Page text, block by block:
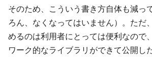
そのため、こういう書き方自体も減っ
ろん、なくなってはいません）。ただ
めるのは利用者にとっては便利なので
ワーク的なライブラリができて公開し